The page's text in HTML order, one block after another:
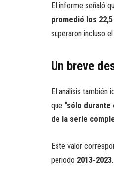
El informe señaló
promedió los 22,5
superaron incluso el
Un breve
El análisis también
que “sólo
de la serie
Este valor
periodo 2013-2023.